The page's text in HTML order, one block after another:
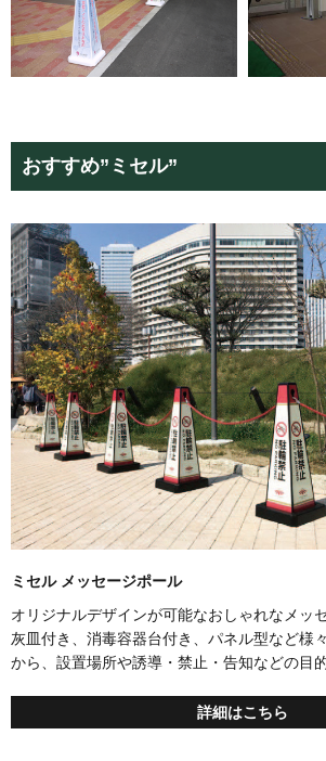
おすすめ”ミセル”
ミセル メッセージポール
オリジナルデザインが可能なおしゃれなメッ
灰皿付き、消毒容器台付き、パネル型など様
から、設置場所や誘導・禁止・告知などの目
詳細はこちら